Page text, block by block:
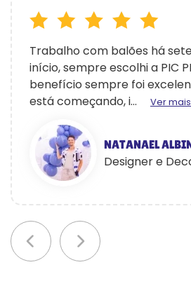
Trabalho com balões há
início, sempre escolhi a PIC
benefício sempre foi
está começando, i...
Ver
NATANAEL
Designer e